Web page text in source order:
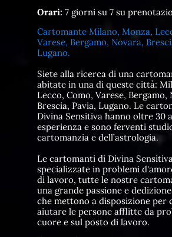
Orari: 7 giorni su 7 su
Cartomante Milano, Monza,
Varese, Bergamo, Novara,
Lugano.
Siete alla ricerca di una
abitate in una di queste città:
Lecco, Como, Varese, Bergamo,
Brescia, Pavia, Lugano. Le
Divina Sensitiva hanno oltre 30
esperienza e sono ferventi
cartomanzia e dell’astrologia.
Le cartomanti di Divina
specializzate in problemi
di lavoro, tutte le nostre
una grande passione e
che mettono a disposizione per
aiutare le persone afflitte da
cuore e sul posto di lavoro.